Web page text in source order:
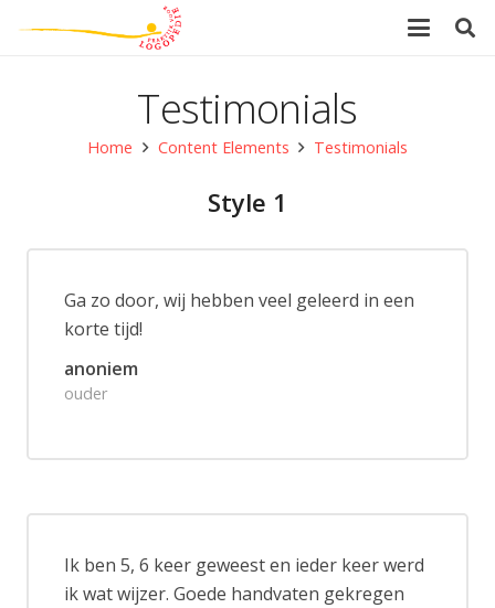
Testimonials
Home Content Elements Testimonials
Style 1
Ga zo door, wij hebben veel geleerd in een
korte tijd!
anoniem
ouder
Ik ben 5, 6 keer geweest en ieder keer werd
ik wat wijzer. Goede handvaten gekregen